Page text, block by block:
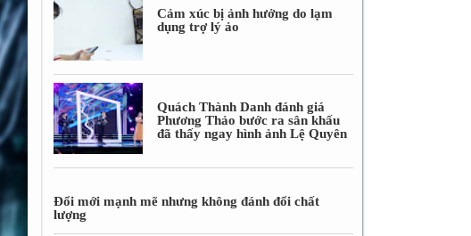
Cảm xúc bị ảnh hưởng do lạm
dụng trợ lý ảo
Quách Thành Danh đánh giá
Phương Thảo bước ra sân khấu
đã thấy ngay hình ảnh Lệ Quyên
Đổi mới mạnh mẽ nhưng không đánh đổi chất
lượng